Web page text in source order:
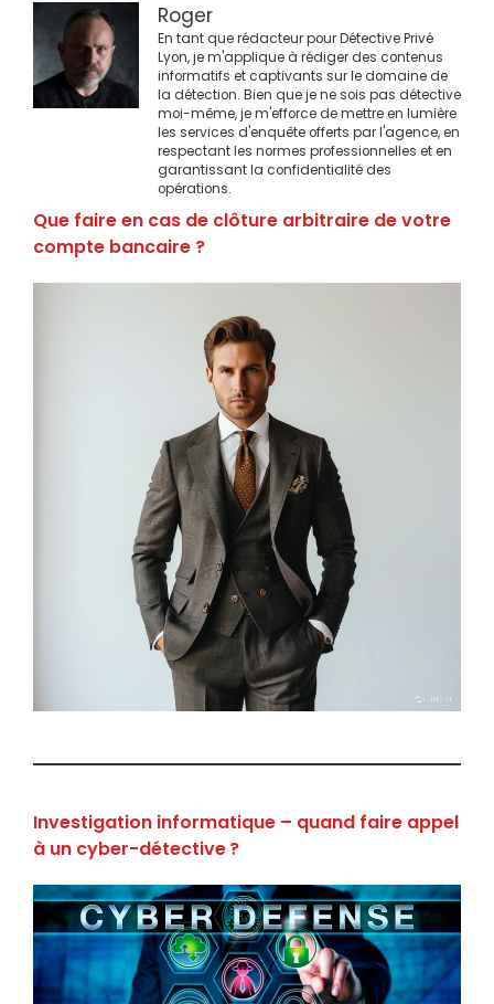
Roger
En tant que rédacteur pour Détective Privé
Lyon, je m'applique à rédiger des contenus
informatifs et captivants sur le domaine de
la détection. Bien que je ne sois pas détective
moi-même, je m'efforce de mettre en lumière
les services d'enquête offerts par l'agence, en
respectant les normes professionnelles et en
garantissant la confidentialité des
opérations.
Que faire en cas de clôture arbitraire de votre
compte bancaire ?
Investigation informatique – quand faire appel
à un cyber-détective ?